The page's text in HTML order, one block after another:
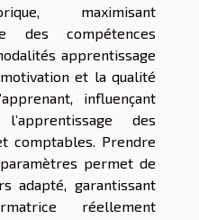
maximisant
des compétences
apprentissage
et la qualité
influençant
des
comptables. Prendre
permet de
adapté, garantissant
réellement